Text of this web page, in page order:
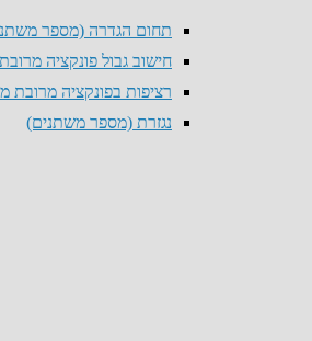
תחום הגדרה (מספר
חישוב גבול פונקציה
רציפות בפונקציה מרובת
נגזרת (מספר משתנים)